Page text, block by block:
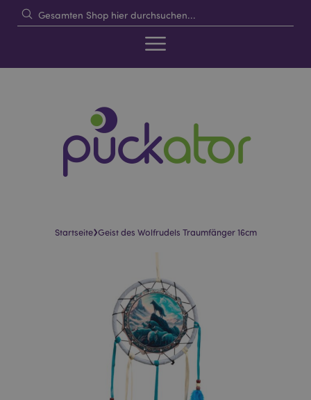
Startseite›Geist des Wolfrudels Traumfänger 16cm